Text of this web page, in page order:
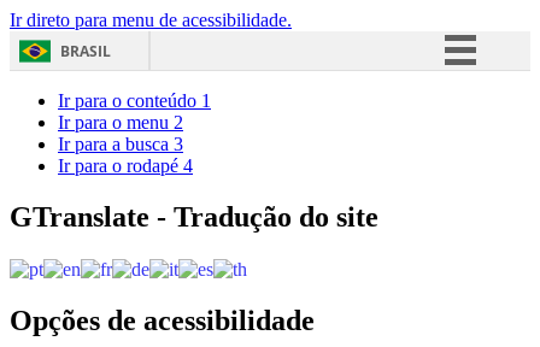
Ir direto para menu de acessibilidade.
BRASIL
Acesso à informação
Ir para o conteúdo 1
Ir para o menu 2
Ir para a busca 3
Ir para o rodapé 4
GTranslate - Tradução do site
Opções de acessibilidade